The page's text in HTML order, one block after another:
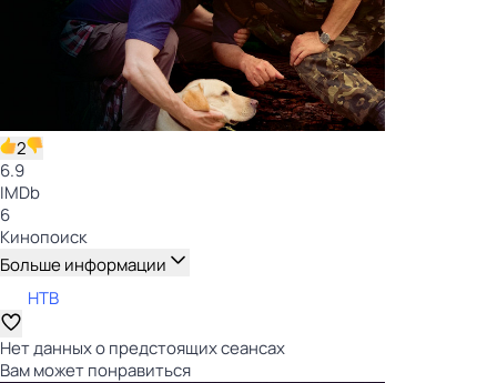
2
6.9
IMDb
6
Кинопоиск
Больше информации
НТВ
Нет данных о предстоящих сеансах
Вам может понравиться